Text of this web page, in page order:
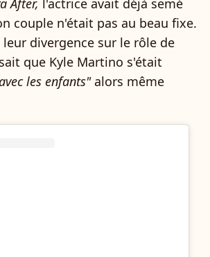
After, l'actrice avait déjà semé
couple n'était pas au beau fixe.
divergence sur le rôle de
que Kyle Martino s'était
les enfants"alors même